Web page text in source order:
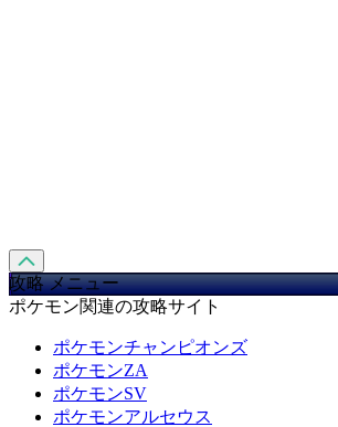
攻略 メニュー
ポケモン関連の攻略サイト
ポケモンチャンピオンズ
ポケモンZA
ポケモンSV
ポケモンアルセウス